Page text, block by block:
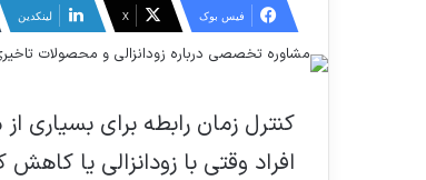
فیس بوک X لینکدین
کنترل زمان رابطه برای
افراد وقتی با زودانزالی یا